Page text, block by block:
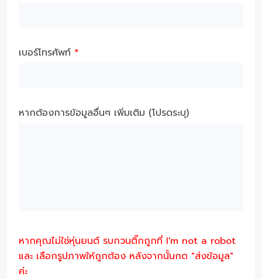
เบอร์โทรศัพท์ *
หากต้องการข้อมูลอื่นๆ เพิ่มเติม (โปรดระบุ)
หากคุณไม่ใช่หุ่นยนต์ รบกวนติ๊กถูกที่ I'm not a robot
และ เลือกรูปภาพให้ถูกต้อง หลังจากนั้นกด "ส่งข้อมูล"
ค่ะ